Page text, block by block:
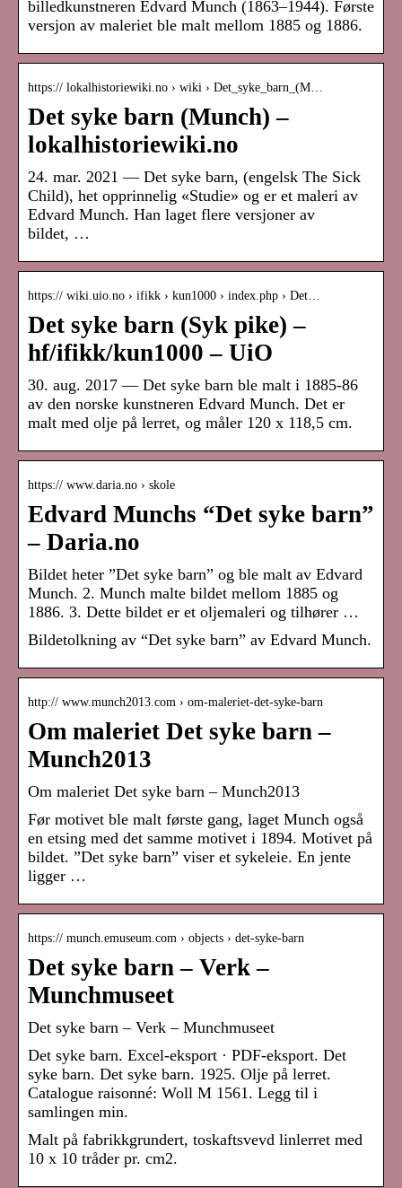
billedkunstneren Edvard Munch (1863–1944). Første
versjon av maleriet ble malt mellom 1885 og 1886.
https:// lokalhistoriewiki.no › wiki › Det_syke_barn_(M…
Det syke barn (Munch) –
lokalhistoriewiki.no
24. mar. 2021 — Det syke barn, (engelsk The Sick
Child), het opprinnelig «Studie» og er et maleri av
Edvard Munch. Han laget flere versjoner av
bildet, …
https:// wiki.uio.no › ifikk › kun1000 › index.php › Det…
Det syke barn (Syk pike) –
hf/ifikk/kun1000 – UiO
30. aug. 2017 — Det syke barn ble malt i 1885-86
av den norske kunstneren Edvard Munch. Det er
malt med olje på lerret, og måler 120 x 118,5 cm.
https:// www.daria.no › skole
Edvard Munchs “Det syke barn”
– Daria.no
Bildet heter ”Det syke barn” og ble malt av Edvard
Munch. 2. Munch malte bildet mellom 1885 og
1886. 3. Dette bildet er et oljemaleri og tilhører …
Bildetolkning av “Det syke barn” av Edvard Munch.
http:// www.munch2013.com › om-maleriet-det-syke-barn
Om maleriet Det syke barn –
Munch2013
Om maleriet Det syke barn – Munch2013
Før motivet ble malt første gang, laget Munch også
en etsing med det samme motivet i 1894. Motivet på
bildet. ”Det syke barn” viser et sykeleie. En jente
ligger …
https:// munch.emuseum.com › objects › det-syke-barn
Det syke barn – Verk –
Munchmuseet
Det syke barn – Verk – Munchmuseet
Det syke barn. Excel-eksport · PDF-eksport. Det
syke barn. Det syke barn. 1925. Olje på lerret.
Catalogue raisonné: Woll M 1561. Legg til i
samlingen min.
Malt på fabrikkgrundert, toskaftsvevd linlerret med
10 x 10 tråder pr. cm2.